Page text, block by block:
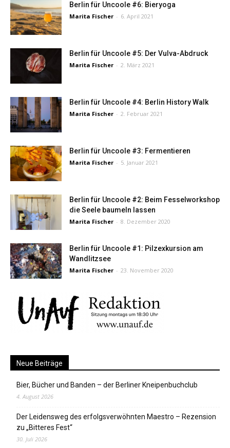
Berlin für Uncoole #6: Bieryoga
Marita Fischer - 6. April 2021
Berlin für Uncoole #5: Der Vulva-Abdruck
Marita Fischer - 2. März 2021
Berlin für Uncoole #4: Berlin History Walk
Marita Fischer - 2. Februar 2021
Berlin für Uncoole #3: Fermentieren
Marita Fischer - 5. Januar 2021
Berlin für Uncoole #2: Beim Fesselworkshop
die Seele baumeln lassen
Marita Fischer - 8. Dezember 2020
Berlin für Uncoole #1: Pilzexkursion am
Wandlitzsee
Marita Fischer - 23. November 2020
Neue Beiträge
Bier, Bücher und Banden – der Berliner Kneipenbuchclub
4. August 2026
Der Leidensweg des erfolgsverwöhnten Maestro – Rezension
zu „Bitteres Fest“
30. Juli 2026